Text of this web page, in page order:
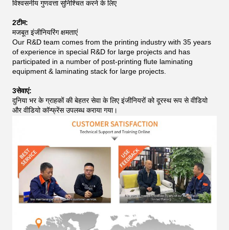
विश्वसनीय गुणवत्ता सुनिश्चित करने के लिए
2टीम:
मजबूत इंजीनियरिंग क्षमताएं
Our R&D team comes from the printing industry with 35 years
of experience in special R&D for large projects and has
participated in a number of post-printing flute laminating
equipment & laminating stack for large projects.
3सेवाएं:
दुनिया भर के ग्राहकों की बेहतर सेवा के लिए इंजीनियरों को दूरस्थ रूप से वीडियो
और वीडियो कॉन्फ्रेंस उपलब्ध कराया गया।